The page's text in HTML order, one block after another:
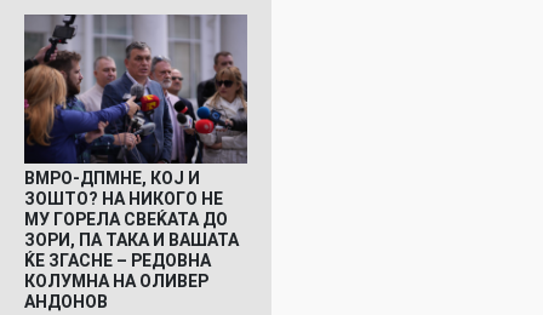
ВМРО-ДПМНЕ, КОЈ И
ЗОШТО? НА НИКОГО НЕ
МУ ГОРЕЛА СВЕЌАТА ДО
ЗОРИ, ПА ТАКА И ВАШАТА
ЌЕ ЗГАСНЕ – РЕДОВНА
КОЛУМНА НА ОЛИВЕР
АНДОНОВ